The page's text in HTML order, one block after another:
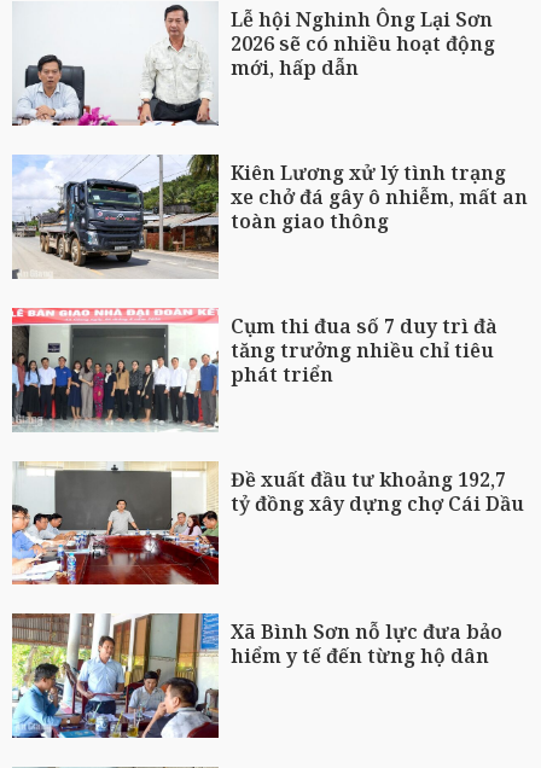
Lễ hội Nghinh Ông Lại Sơn
2026 sẽ có nhiều hoạt động
mới, hấp dẫn
Kiên Lương xử lý tình trạng
xe chở đá gây ô nhiễm, mất an
toàn giao thông
Cụm thi đua số 7 duy trì đà
tăng trưởng nhiều chỉ tiêu
phát triển
Đề xuất đầu tư khoảng 192,7
tỷ đồng xây dựng chợ Cái Dầu
Xã Bình Sơn nỗ lực đưa bảo
hiểm y tế đến từng hộ dân